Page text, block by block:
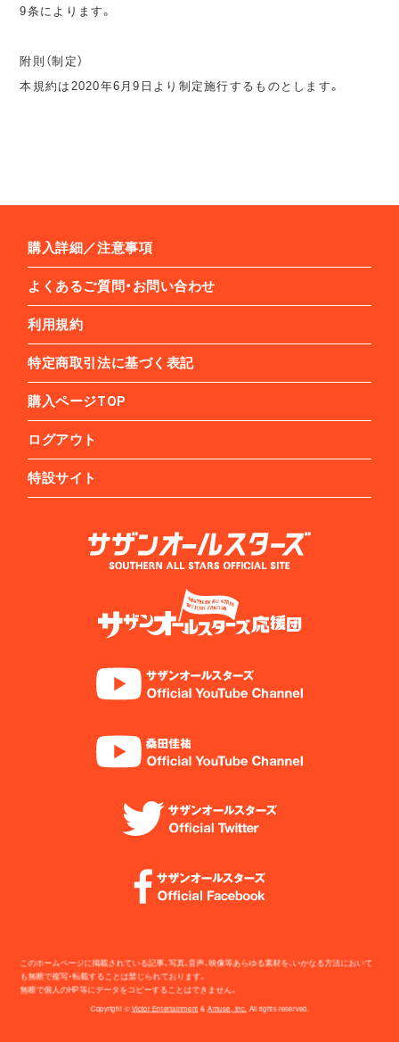
9条によります。
附則（制定）
本規約は2020年6月9日より制定施行するものとします。
購入詳細／注意事項
よくあるご質問・お問い合わせ
利用規約
特定商取引法に基づく表記
購入ページTOP
ログアウト
特設サイト
このホームページに掲載されている記事、写真、音声、映像等あらゆる素材を、いかなる方法において
も無断で複写・転載することは禁じられております。
無断で個人のHP等にデータをコピーすることはできません。
Copyright ©Victor Entertainment &Amuse, Inc. All rights reserved.